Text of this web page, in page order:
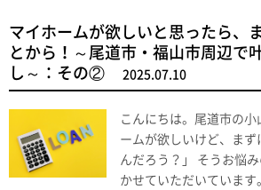
マイホームが欲しいと思ったら、
とから！～尾道市・福山市周辺で
し～：その②
2025.07.10
こんにちは。尾道市の
ームが欲しいけど、ま
んだろう？」 そうお悩
かせていただいています